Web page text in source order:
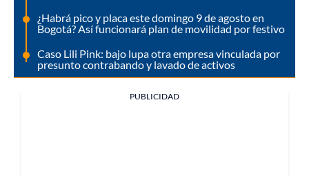
¿Habrá pico y placa este domingo 9 de agosto en
Bogotá? Así funcionará plan de movilidad por festivo
Caso Lili Pink: bajo lupa otra empresa vinculada por
presunto contrabando y lavado de activos
PUBLICIDAD